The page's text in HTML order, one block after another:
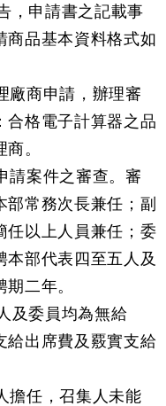
申請書之記載事
商品基本資料格式如
廠商申請，辦理審
合格電子計算器之品
。
請案件之審查。審
常務次長兼任；副
任以上人員兼任；委
本部代表四至五人及
二年。
委員均為無給
給出席費及覈實支給
擔任，召集人未能